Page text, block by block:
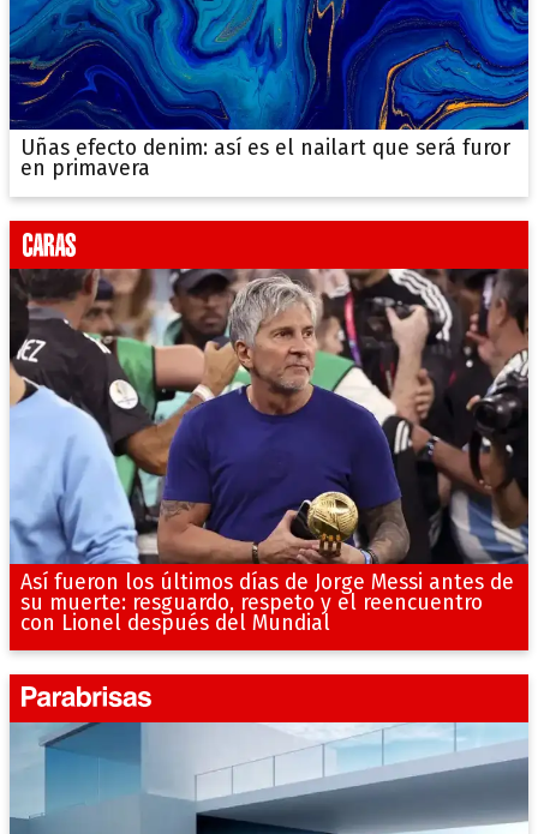
Uñas efecto denim: así es el nailart que será furor
en primavera
Así fueron los últimos días de Jorge Messi antes de
su muerte: resguardo, respeto y el reencuentro
con Lionel después del Mundial